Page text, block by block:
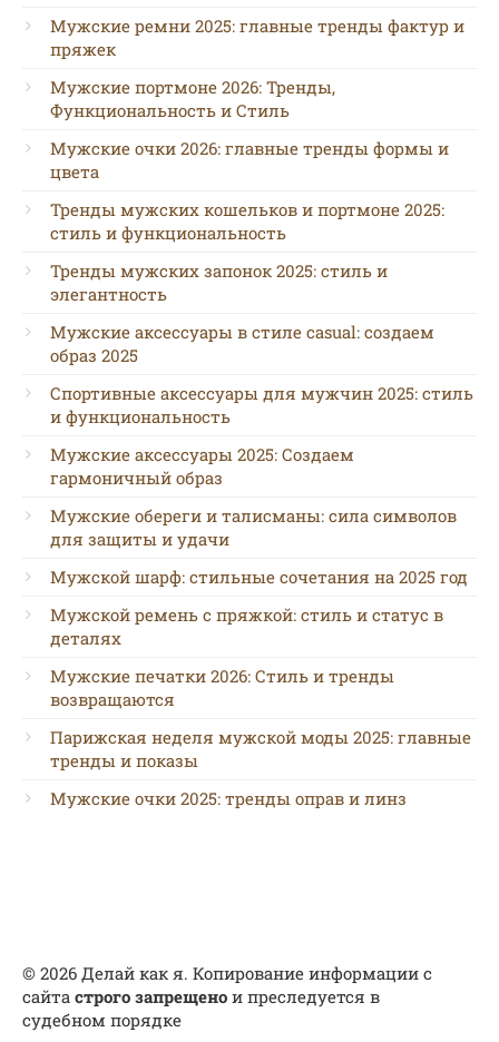
Мужские ремни 2025: главные тренды фактур и
пряжек
Мужские портмоне 2026: Тренды,
Функциональность и Стиль
Мужские очки 2026: главные тренды формы и
цвета
Тренды мужских кошельков и портмоне 2025:
стиль и функциональность
Тренды мужских запонок 2025: стиль и
элегантность
Мужские аксессуары в стиле casual: создаем
образ 2025
Спортивные аксессуары для мужчин 2025: стиль
и функциональность
Мужские аксессуары 2025: Создаем
гармоничный образ
Мужские обереги и талисманы: сила символов
для защиты и удачи
Мужской шарф: стильные сочетания на 2025 год
Мужской ремень с пряжкой: стиль и статус в
деталях
Мужские печатки 2026: Стиль и тренды
возвращаются
Парижская неделя мужской моды 2025: главные
тренды и показы
Мужские очки 2025: тренды оправ и линз
© 2026 Делай как я. Копирование информации с
сайта строго запрещено и преследуется в
судебном порядке